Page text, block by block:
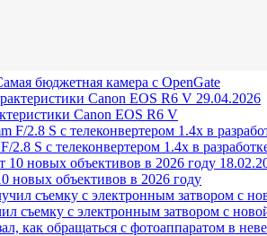
бюджетная камера с OpenGate
29.04.2026
Canon EOS R6 V
2.8 S с телеконвертером 1.4x в
новых объективов в 2026 году
съемку с электронным затвором с